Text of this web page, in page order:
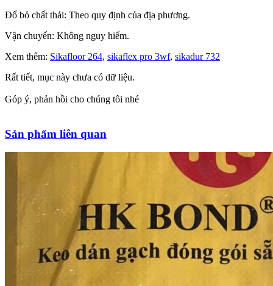
Đổ bỏ chất thải: Theo quy định của địa phương.
Vận chuyển: Không nguy hiểm.
Xem thêm: Sikafloor 264, sikaflex pro 3wf, sikadur 732
Rất tiết, mục này chưa có dữ liệu.
Góp ý, phản hồi cho chúng tôi nhé
Sản phẩm liên quan